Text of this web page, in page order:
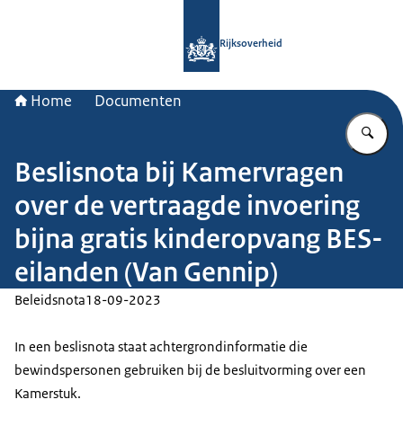
Rijksoverheid
Home Documenten
Beslisnota bij Kamervragen
over de vertraagde invoering
bijna gratis kinderopvang BES-
eilanden (Van Gennip)
Beleidsnota18-09-2023
In een beslisnota staat achtergrondinformatie die
bewindspersonen gebruiken bij de besluitvorming over een
Kamerstuk.